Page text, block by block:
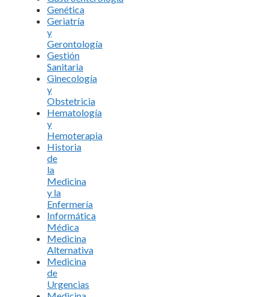
Genética
Geriatría
y
Gerontología
Gestión
Sanitaria
Ginecología
y
Obstetricia
Hematología
y
Hemoterapia
Historia
de
la
Medicina
y la
Enfermería
Informática
Médica
Medicina
Alternativa
Medicina
de
Urgencias